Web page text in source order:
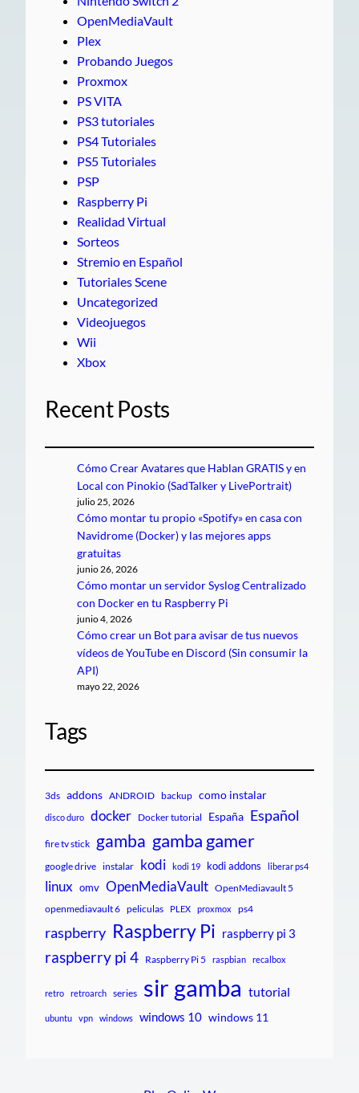
OpenMediaVault
Plex
Probando Juegos
Proxmox
PS VITA
PS3 tutoriales
PS4 Tutoriales
PS5 Tutoriales
PSP
Raspberry Pi
Realidad Virtual
Sorteos
Stremio en Español
Tutoriales Scene
Uncategorized
Videojuegos
Wii
Xbox
Recent Posts
Cómo Crear Avatares que Hablan GRATIS y en
Local con Pinokio (SadTalker y LivePortrait)
julio 25, 2026
Cómo montar tu propio «Spotify» en casa con
Navidrome (Docker) y las mejores apps
gratuitas
junio 26, 2026
Cómo montar un servidor Syslog Centralizado
con Docker en tu Raspberry Pi
junio 4, 2026
Cómo crear un Bot para avisar de tus nuevos
vídeos de YouTube en Discord (Sin consumir la
API)
mayo 22, 2026
Tags
3ds addons ANDROID backup como instalar
disco duro docker Docker tutorial España Español
fire tv stick gamba gamba gamer
google drive instalar kodi kodi 19 kodi addons liberar ps4
linux omv OpenMediaVault OpenMediavault 5
openmediavault 6 peliculas PLEX proxmox ps4
raspberry Raspberry Pi raspberry pi 3
raspberry pi 4 Raspberry Pi 5 raspbian recalbox
retro retroarch series sir gamba tutorial
ubuntu vpn windows windows 10 windows 11